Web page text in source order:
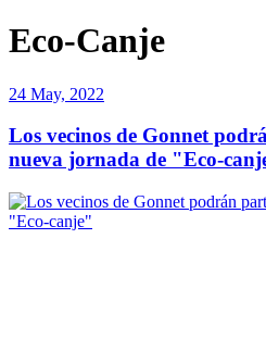
Eco-Canje
24 May, 2022
Los vecinos de Gonnet
nueva jornada de "Eco-